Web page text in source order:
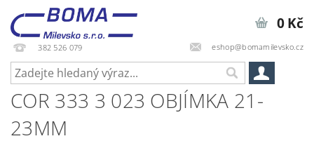
382 526 079 eshop@bomamilevsko.cz
0 Kč
COR 333 3 023 OBJÍMKA 21-
23MM